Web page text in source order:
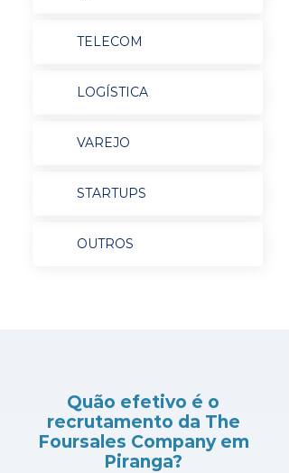
TELECOM
LOGÍSTICA
VAREJO
STARTUPS
OUTROS
Quão efetivo é o
recrutamento da The
Foursales Company em
Piranga?